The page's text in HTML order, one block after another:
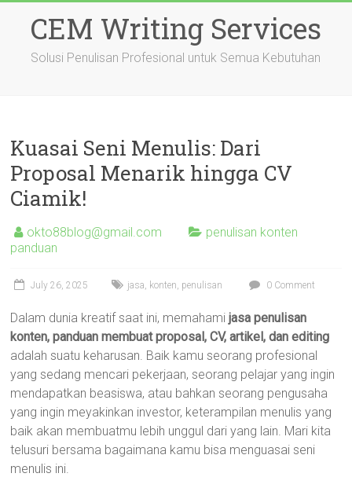
contentCEM Writing Services
Solusi Penulisan Profesional untuk Semua Kebutuhan
Kuasai Seni Menulis: Dari
Proposal Menarik hingga CV
Ciamik!
okto88blog@gmail.com
penulisan konten
panduan
July 26, 2025 jasa, konten, penulisan 0 Comment
Dalam dunia kreatif saat ini, memahamijasa penulisan
konten, panduan membuat proposal, CV, artikel, dan editing
adalah suatu keharusan. Baik kamu seorang profesional
yang sedang mencari pekerjaan, seorang pelajar yang ingin
mendapatkan beasiswa, atau bahkan seorang pengusaha
yang ingin meyakinkan investor, keterampilan menulis yang
baik akan membuatmu lebih unggul dari yang lain. Mari kita
telusuri bersama bagaimana kamu bisa menguasai seni
menulis ini.